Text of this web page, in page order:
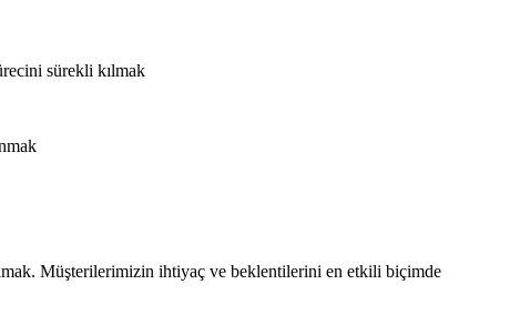
sürekli kılmak
Müşterilerimizin ihtiyaç ve beklentilerini en etkili biçimde